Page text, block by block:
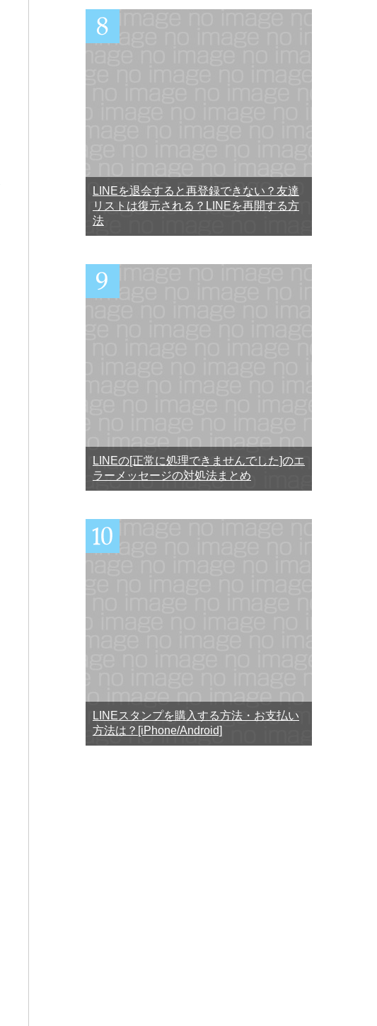
LINEを退会すると再登録できない？友達
リストは復元される？LINEを再開する方
法
LINEの[正常に処理できませんでした]のエ
ラーメッセージの対処法まとめ
LINEスタンプを購入する方法・お支払い
方法は？[iPhone/Android]